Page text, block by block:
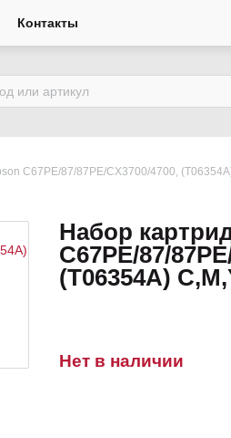
Контакты
C67PE/87/87PE/CX3700/4700,
Набор
C67PE/87/
(T06354A)
Нет в наличии